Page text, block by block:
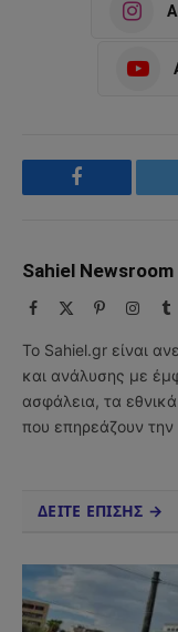
Facebook
Sahiel Newsroom
Facebook Pinterest
Το Sahiel.gr είναι
και ανάλυσης με
ασφάλεια, τα εθνικά
που επηρεάζουν την
ΔΕΙΤΕ ΕΠΙΣΗΣ →